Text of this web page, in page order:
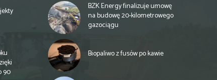
90
BZK Energy finalizuje umowę
na budowę 20-kilometrowego
gazociągu
Biopaliwo z fusów po kawie